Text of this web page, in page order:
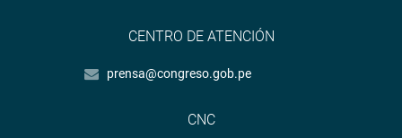
CENTRO DE ATENCIÓN
prensa@congreso.gob.pe
CNC